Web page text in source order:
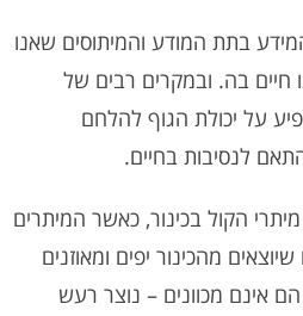
בתת המודע והמיתוסים שאנו
חיים בה. ובמקרים רבים של
על יכולת הגוף להלחם
לנסיבות בחיים.
הקול בכינור, כאשר המיתרים
מהכינור יפים ומאוזנים
הם אינם מכוונים – נוצר רעש